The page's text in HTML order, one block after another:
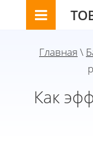
Главная \
Как